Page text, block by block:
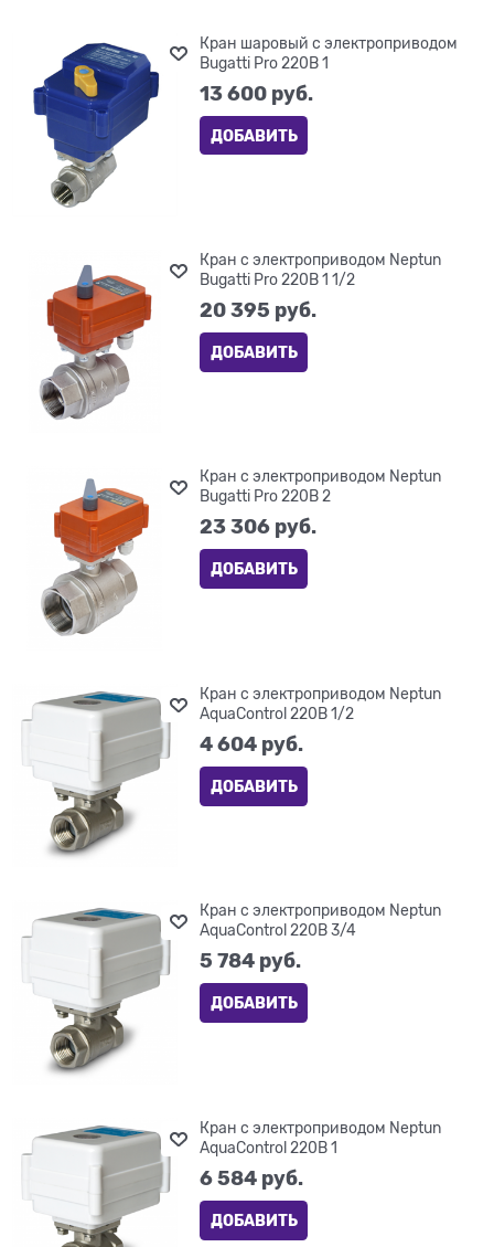
Кран шаровый с электроприводом
Bugatti Pro 220В 1
13 600 руб.
ДОБАВИТЬ
Кран с электроприводом Neptun
Bugatti Pro 220В 1 1/2
20 395 руб.
ДОБАВИТЬ
Кран с электроприводом Neptun
Bugatti Pro 220В 2
23 306 руб.
ДОБАВИТЬ
Кран с электроприводом Neptun
AquaControl 220В 1/2
4 604 руб.
ДОБАВИТЬ
Кран с электроприводом Neptun
AquaControl 220В 3/4
5 784 руб.
ДОБАВИТЬ
Кран с электроприводом Neptun
AquaControl 220В 1
6 584 руб.
ДОБАВИТЬ